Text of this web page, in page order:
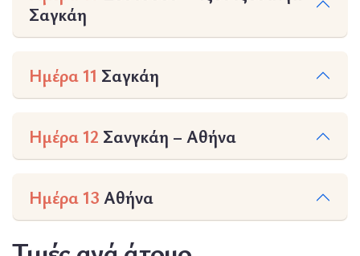
Σαγκάη
Ημέρα 11 Σαγκάη
Ημέρα 12 Σανγκάη – Αθήνα
Ημέρα 13 Αθήνα